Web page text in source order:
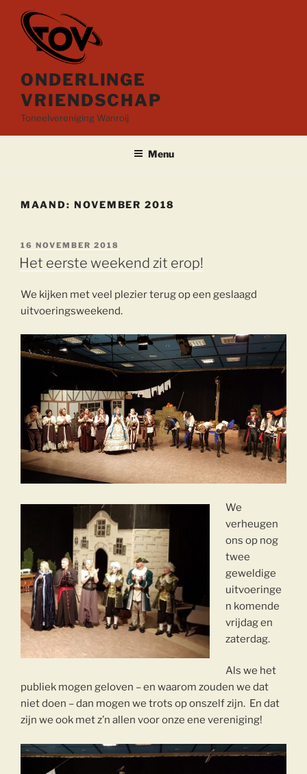
ONDERLINGE
VRIENDSCHAP
Toneelvereniging Wanroij
Menu
MAAND: NOVEMBER 2018
GEPLAATST
OP
16 NOVEMBER 2018
Het eerste weekend zit erop!
We kijken met veel plezier terug op een geslaagd
uitvoeringsweekend.
We
verheugen
ons op nog
twee
geweldige
uitvoeringe
n komende
vrijdag en
zaterdag.
Als we het
publiek mogen geloven – en waarom zouden we dat
niet doen – dan mogen we trots op onszelf zijn. En dat
zijn we ook met z’n allen voor onze ene vereniging!